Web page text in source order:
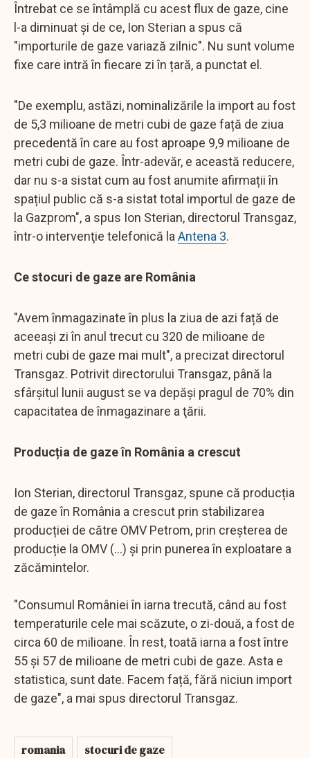
Întrebat ce se întâmplă cu acest flux de gaze, cine
l-a diminuat și de ce, Ion Sterian a spus că
"importurile de gaze variază zilnic". Nu sunt volume
fixe care intră în fiecare zi în țară, a punctat el.
"De exemplu, astăzi, nominalizările la import au fost
de 5,3 milioane de metri cubi de gaze față de ziua
precedentă în care au fost aproape 9,9 milioane de
metri cubi de gaze. Într-adevăr, e această reducere,
dar nu s-a sistat cum au fost anumite afirmații în
spațiul public că s-a sistat total importul de gaze de
la Gazprom", a spus Ion Sterian, directorul Transgaz,
într-o intervenţie telefonică la Antena 3.
Ce stocuri de gaze are România
"Avem înmagazinate în plus la ziua de azi față de
aceeași zi în anul trecut cu 320 de milioane de
metri cubi de gaze mai mult", a precizat directorul
Transgaz. Potrivit directorului Transgaz, până la
sfârșitul lunii august se va depăşi pragul de 70% din
capacitatea de înmagazinare a ţării.
Producția de gaze în România a crescut
Ion Sterian, directorul Transgaz, spune că producția
de gaze în România a crescut prin stabilizarea
producției de către OMV Petrom, prin creșterea de
producție la OMV (...) și prin punerea în exploatare a
zăcămintelor.
"Consumul României în iarna trecută, când au fost
temperaturile cele mai scăzute, o zi-două, a fost de
circa 60 de milioane. În rest, toată iarna a fost între
55 și 57 de milioane de metri cubi de gaze. Asta e
statistica, sunt date. Facem față, fără niciun import
de gaze", a mai spus directorul Transgaz.
romania stocuri de gaze